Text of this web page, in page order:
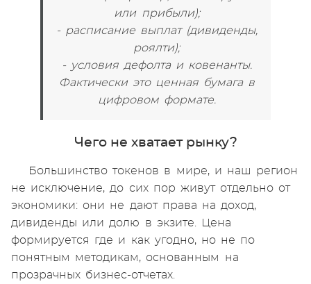
или прибыли);
- расписание выплат (дивиденды,
роялти);
- условия дефолта и ковенанты.
Фактически это ценная бумага в
цифровом формате.
Чего не хватает рынку?
Большинство токенов в мире, и наш регион
не исключение, до сих пор живут отдельно от
экономики: они не дают права на доход,
дивиденды или долю в экзите. Цена
формируется где и как угодно, но не по
понятным методикам, основанным на
прозрачных бизнес-отчетах.